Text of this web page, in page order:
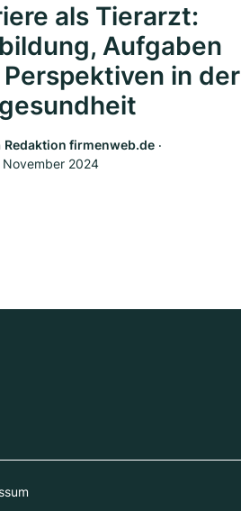
als Tierarzt:
Aufgaben
in der
Redaktion firmenweb.de‧
2024